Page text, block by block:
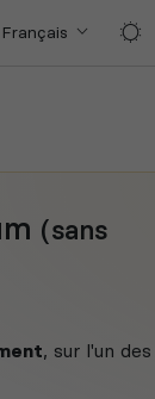
Français
(sans
, sur l'un